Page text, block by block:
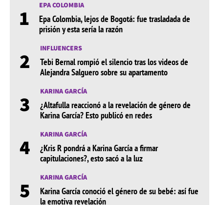
1 EPA COLOMBIA
Epa Colombia, lejos de Bogotá: fue trasladada de
prisión y esta sería la razón
2 INFLUENCERS
Tebi Bernal rompió el silencio tras los videos de
Alejandra Salguero sobre su apartamento
3 KARINA GARCÍA
¿Altafulla reaccionó a la revelación de género de
Karina García? Esto publicó en redes
4 KARINA GARCÍA
¿Kris R pondrá a Karina García a firmar
capitulaciones?, esto sacó a la luz
5 KARINA GARCÍA
Karina García conoció el género de su bebé: así fue
la emotiva revelación